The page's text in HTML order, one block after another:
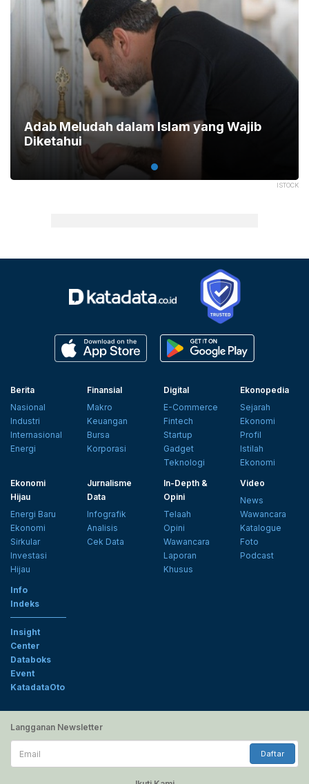
ISTOCK
Adab Meludah dalam Islam yang Wajib
Diketahui
Berita
Nasional
Industri
Internasional
Energi
Finansial
Makro
Keuangan
Bursa
Korporasi
Digital
E-Commerce
Fintech
Startup
Gadget
Teknologi
Ekonopedia
Sejarah
Ekonomi
Profil
Istilah
Ekonomi
Ekonomi
Hijau
Energi Baru
Ekonomi
Sirkular
Investasi
Hijau
Jurnalisme
Data
Infografik
Analisis
Cek Data
In-Depth &
Opini
Telaah
Opini
Wawancara
Laporan
Khusus
Video
News
Wawancara
Katalogue
Foto
Podcast
Info
Indeks
Insight
Center
Databoks
Event
KatadataOto
Langganan Newsletter
Email
Daftar